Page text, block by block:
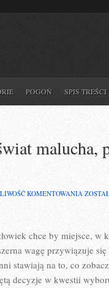
POGOŃ SPIS TREŚCI
malucha,
KOMENTOWANIA
SIĘ
chce by miejsce, w
wagę przywiązuje
stawiają na to, co
decyzje w kwestii